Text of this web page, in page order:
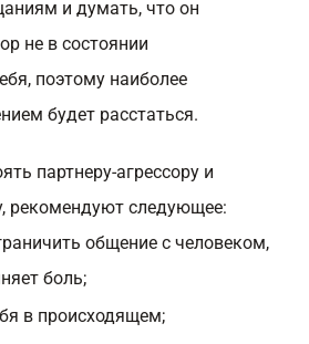
и думать, что он
не в состоянии
поэтому наиболее
будет расстаться.
партнеру-агрессору и
рекомендуют следующее:
общение с человеком,
боль;
в происходящем;